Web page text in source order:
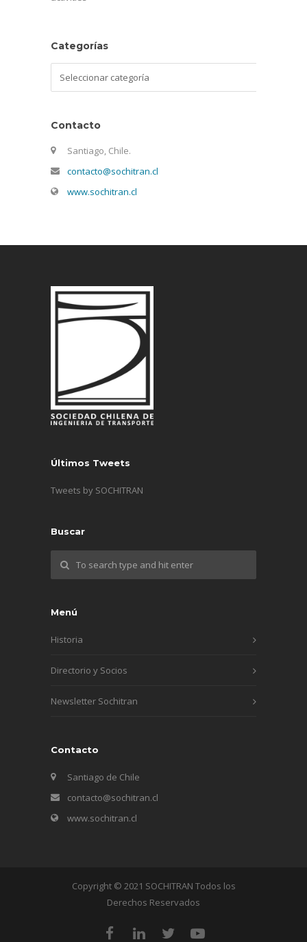
Categorías
Contacto
Santiago, Chile.
contacto@sochitran.cl
www.sochitran.cl
Últimos Tweets
Tweets by SOCHITRAN
Buscar
Menú
Historia
Directorio y Socios
Newsletter Sochitran
Contacto
Santiago de Chile
contacto@sochitran.cl
www.sochitran.cl
Copyright © 2021 SOCHITRAN Todos los
Derechos Reservados